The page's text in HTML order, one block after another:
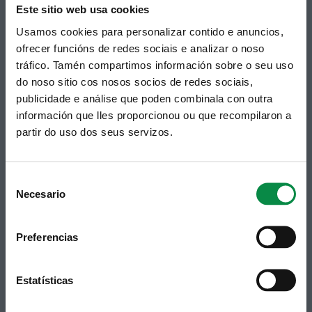
Este sitio web usa cookies
Usamos cookies para personalizar contido e anuncios,
ofrecer funcións de redes sociais e analizar o noso
tráfico. Tamén compartimos información sobre o seu uso
do noso sitio cos nosos socios de redes sociais,
publicidade e análise que poden combinala con outra
información que lles proporcionou ou que recompilaron a
partir do uso dos seus servizos.
Selection
Necesario
Preferencias
Estatísticas
© Concello de Ames
Praza do Concello, 2 |15220
Bertamiráns (Ames)
Telf 981 883 002 | Fax 981 883 925
municipal no teu correo electrónico mediante